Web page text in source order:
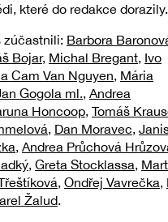
které do redakce dorazily.
zúčastnili: Barbora
Bojar, Michal Bregant, Ivo
Cam Van Nguyen, Mária
Gogola ml., Andrea
Honcoop, Tomáš
, Dan Moravec,
, Andrea Průchová
, Greta Stocklassa,
, Ondřej Vavrečka,
Žalud.